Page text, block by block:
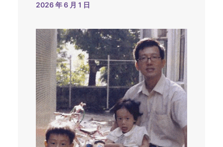
2026 年 6 月 1 日